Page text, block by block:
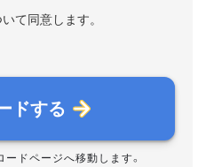
て同意します。
ドする
ドページへ移動します。